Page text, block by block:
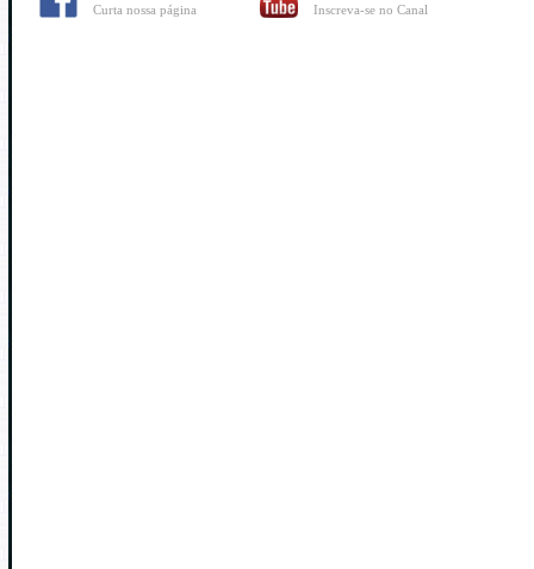
Curta nossa página Inscreva-se no Canal